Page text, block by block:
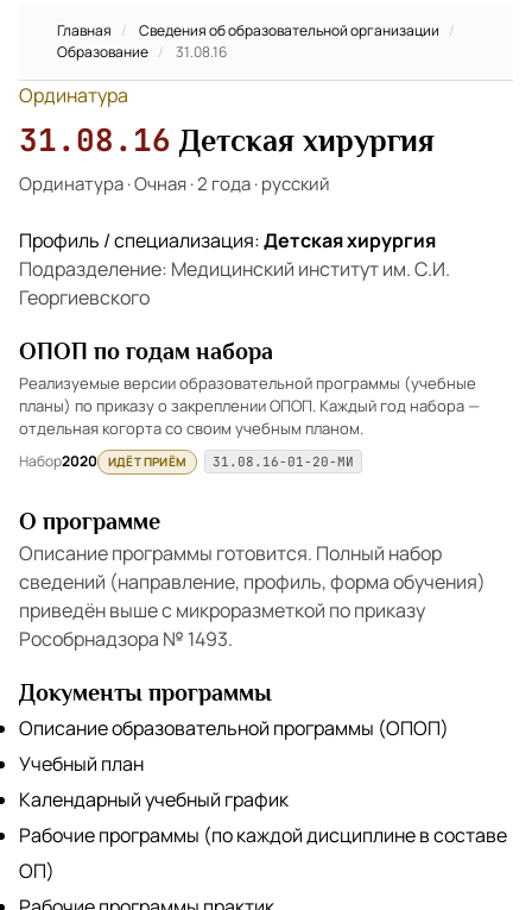
Главная / Сведения об образовательной организации /
Образование / 31.08.16
Ординатура
31.08.16 Детская хирургия
Ординатура·Очная·2 года·русский
Профиль / специализация:Детская хирургия
Подразделение: Медицинский институт им. С.И.
Георгиевского
ОПОП по годам набора
Реализуемые версии образовательной программы (учебные
планы) по приказу о закреплении ОПОП. Каждый год набора —
отдельная когорта со своим учебным планом.
Набор2020 ИДЁТ ПРИЁМ 31.08.16-01-20-МИ
О программе
Описание программы готовится. Полный набор
сведений (направление, профиль, форма обучения)
приведён выше с микроразметкой по приказу
Рособрнадзора № 1493.
Документы программы
Описание образовательной программы (ОПОП)
Учебный план
Календарный учебный график
Рабочие программы (по каждой дисциплине в составе
ОП)